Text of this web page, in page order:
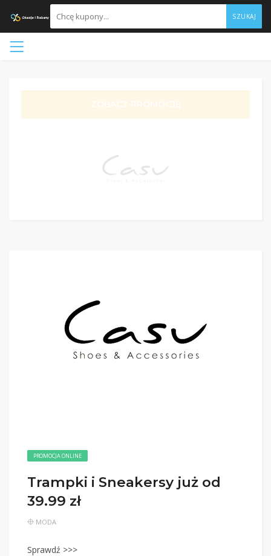
SZUKAJ
ZOBACZ PROMOCJĘ
PROMOCJA ONLINE
Trampki i Sneakersy już od
39.99 zł
MODA
Sprawdź >>>